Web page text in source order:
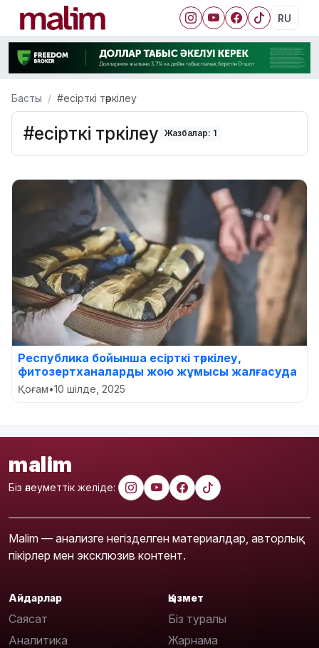
RU
Басты #есірткі тәркілеу
#есірткі тәркілеу Жазбалар: 1
Республика бойынша есірткі тәркілеу,
фитозертханаларды жою жұмысы жалғасуда
Қоғам•10 шілде, 2025
malim
Біз әлеуметтік желіде:
Malim — анализге негізделген материалдар, авторлық
пікірлер мен эксклюзив контент.
Айдарлар
Саясат
Аналитика
Қызмет
Біз туралы
Жарнама